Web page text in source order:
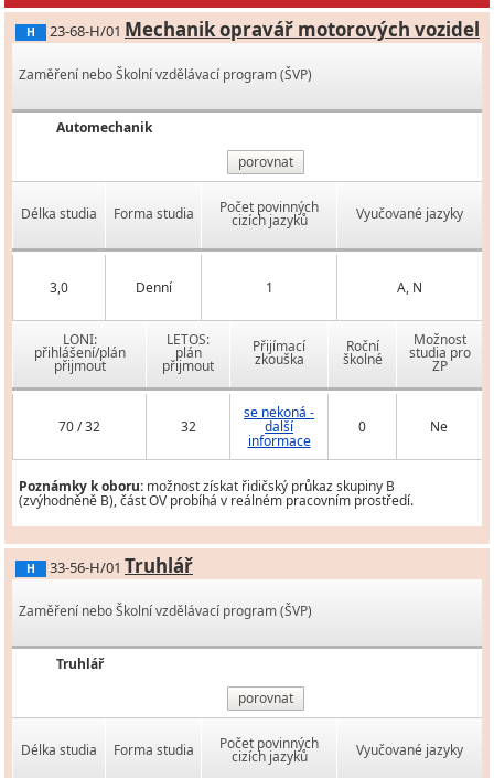
H 23-68-H/01 Mechanik opravář motorových vozidel
Zaměření nebo Školní vzdělávací program (ŠVP)
Automechanik
porovnat
Délka studia Forma studia Počet povinných
cizích jazyků Vyučované jazyky
3,0 Denní 1 A, N
LONI:
přihlášení/plán
přijmout
LETOS:
plán
přijmout
Přijímací
zkouška
Roční
školné
Možnost
studia pro
ZP
70 / 32 32
se nekoná -
další
informace
0 Ne
Poznámky k oboru: možnost získat řidičský průkaz skupiny B
(zvýhodněně B), část OV probíhá v reálném pracovním prostředí.
H 33-56-H/01 Truhlář
Zaměření nebo Školní vzdělávací program (ŠVP)
Truhlář
porovnat
Délka studia Forma studia Počet povinných
cizích jazyků Vyučované jazyky